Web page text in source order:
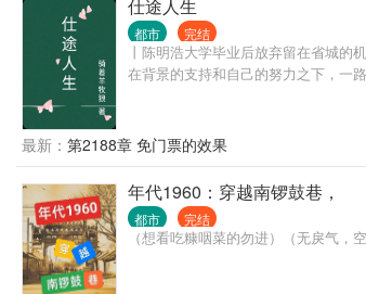
仕途人生
都市 完结
丨陈明浩大学毕业后放弃留在省城的
在背景的支持和自己的努力之下，一
最新： 第2188章 免门票的效果
年代1960：穿越南锣鼓巷，
都市 完结
（想看吃糠咽菜的勿进）（无戾气